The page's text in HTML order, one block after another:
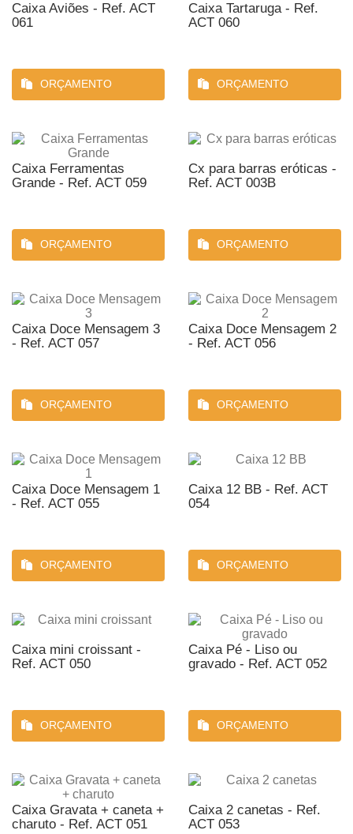
Caixa Aviões - Ref. ACT
061
ORÇAMENTO
Caixa Tartaruga - Ref.
ACT 060
ORÇAMENTO
Caixa Ferramentas
Grande - Ref. ACT 059
ORÇAMENTO
Cx para barras eróticas -
Ref. ACT 003B
ORÇAMENTO
Caixa Doce Mensagem 3
- Ref. ACT 057
ORÇAMENTO
Caixa Doce Mensagem 2
- Ref. ACT 056
ORÇAMENTO
Caixa Doce Mensagem 1
- Ref. ACT 055
ORÇAMENTO
Caixa 12 BB - Ref. ACT
054
ORÇAMENTO
Caixa mini croissant -
Ref. ACT 050
ORÇAMENTO
Caixa Pé - Liso ou
gravado - Ref. ACT 052
ORÇAMENTO
Caixa Gravata + caneta +
charuto - Ref. ACT 051
Caixa 2 canetas - Ref.
ACT 053